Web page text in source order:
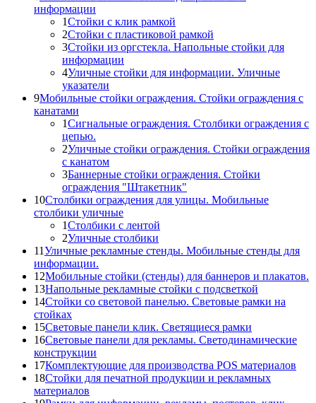
информации
1Стойки с клик рамкой
2Стойки с пластиковой рамкой
3Стойки из оргстекла. Напольные стойки для
информации
4Уличные стойки для информации. Уличные
указатели
9Мобильные стойки ограждения. Стойки ограждения с
канатами
1Сигнальные ограждения. Столбики ограждения с
цепью.
2Уличные стойки ограждения. Стойки ограждения
с канатом
3Баннерные стойки ограждения. Стойки
ограждения "Штакетник"
10Столбики ограждения для улицы. Мобильные
столбики уличные
1Столбики с лентой
2Уличные столбики
11Уличные рекламные стенды. Мобильные стенды для
информации.
12Мобильные стойки (стенды) для баннеров и плакатов.
13Напольные рекламные стойки с подсветкой
14Стойки со световой панелью. Световые рамки на
стойках
15Световые панели клик. Светящиеся рамки
16Световые панели для рекламы. Светодинамические
конструкции
17Комплектующие для производства POS материалов
18Стойки для печатной продукции и рекламных
материалов